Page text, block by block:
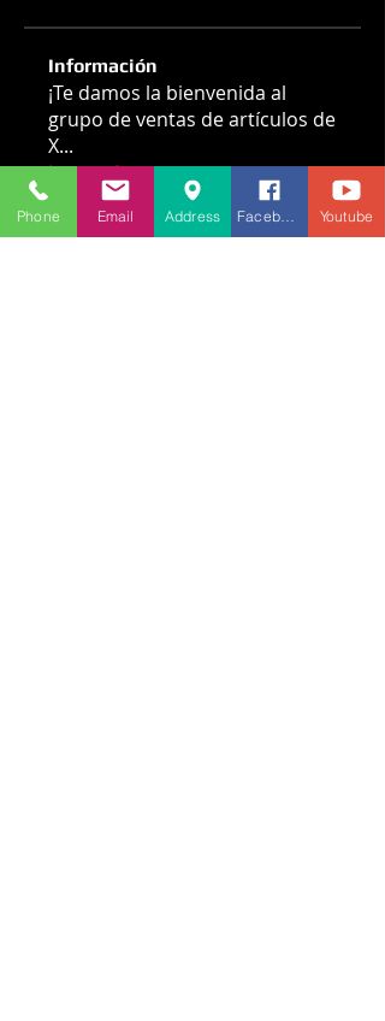
Información
¡Te damos la bienvenida al
grupo de ventas de artículos de
X...
Leer más
Phone Email Address Youtube